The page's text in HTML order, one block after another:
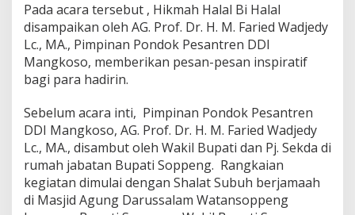
Pada acara tersebut , Hikmah Halal Bi Halal
disampaikan oleh AG. Prof. Dr. H. M. Faried Wadjedy
Lc., MA., Pimpinan Pondok Pesantren DDI
Mangkoso, memberikan pesan-pesan inspiratif
bagi para hadirin.
Sebelum acara inti, Pimpinan Pondok Pesantren
DDI Mangkoso, AG. Prof. Dr. H. M. Faried Wadjedy
Lc., MA., disambut oleh Wakil Bupati dan Pj. Sekda di
rumah jabatan Bupati Soppeng. Rangkaian
kegiatan dimulai dengan Shalat Subuh berjamaah
di Masjid Agung Darussalam Watansoppeng